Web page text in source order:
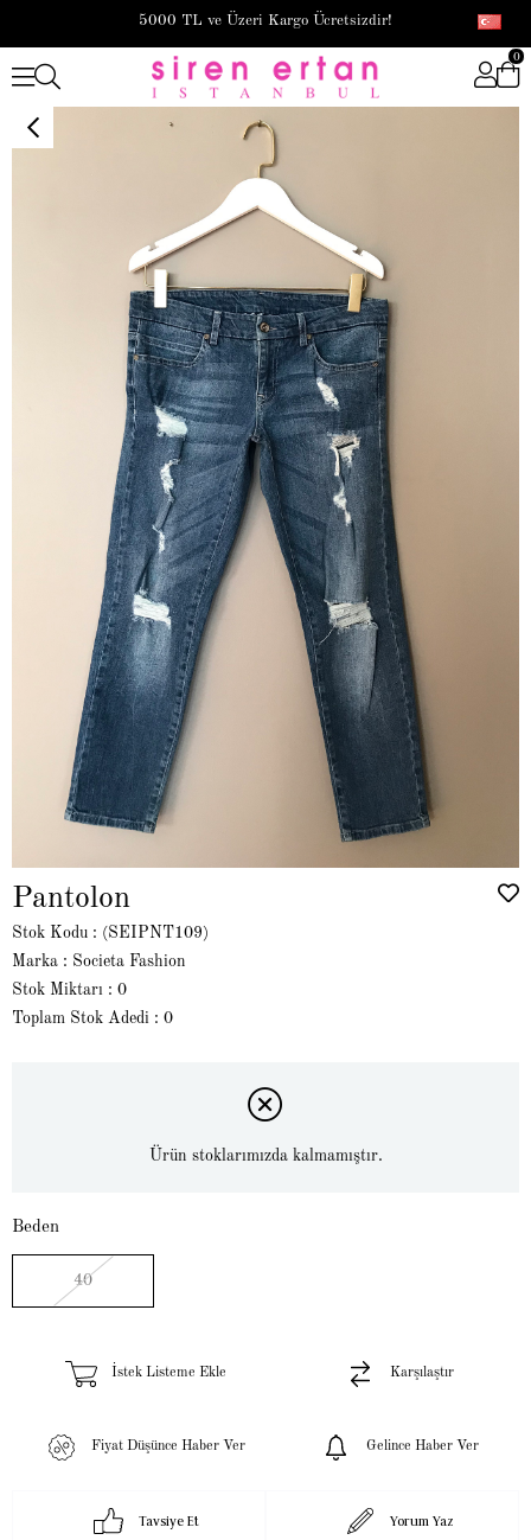
5000 TL ve Üzeri Kargo Ücretsizdir!
0
Pantolon
Stok Kodu
(SEIPNT109)
Marka : Societa Fashion
Stok Miktarı : 0
Toplam Stok Adedi : 0
Ürün stoklarımızda kalmamıştır.
Beden
40
İstek Listeme Ekle Karşılaştır
Fiyat Düşünce Haber Ver Gelince Haber Ver
Tavsiye Et Yorum Yaz